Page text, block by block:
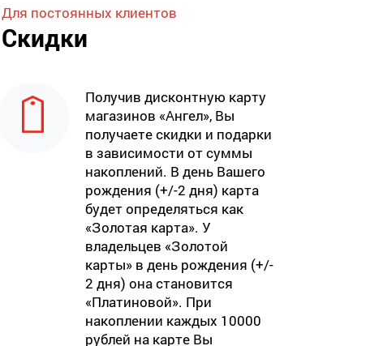
Для постоянных клиентов
Скидки
Получив дисконтную карту
магазинов «Ангел», Вы
получаете скидки и подарки
в зависимости от суммы
накоплений. В день Вашего
рождения (+/-2 дня) карта
будет определяться как
«Золотая карта». У
владельцев «Золотой
карты» в день рождения (+/-
2 дня) она становится
«Платиновой». При
накоплении каждых 10000
рублей на карте Вы